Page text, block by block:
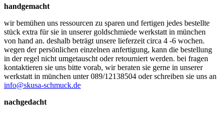
handgemacht
wir bemühen uns ressourcen zu sparen und fertigen jedes bestellte
stück extra für sie in unserer goldschmiede werkstatt in münchen
von hand an. deshalb beträgt unsere lieferzeit circa 4 -6 wochen.
wegen der persönlichen einzelnen anfertigung, kann die bestellung
in der regel nicht umgetauscht oder retourniert werden. bei fragen
kontaktieren sie uns bitte vorab, wir beraten sie gerne in unserer
werkstatt in münchen unter 089/12138504 oder schreiben sie uns an
info@skusa-schmuck.de
nachgedacht